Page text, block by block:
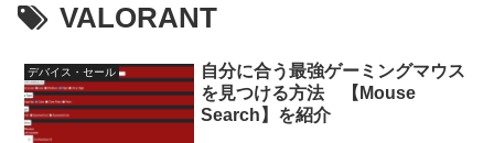
VALORANT
デバイス・セール
自分に合う最強ゲーミングマウス
を見つける方法 【Mouse
Search】を紹介